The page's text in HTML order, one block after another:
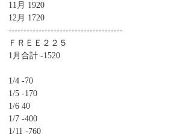
11月 1920
12月 1720
--------------------------------------
ＦＲＥＥ２２５
1月合計 -1520
1/4 -70
1/5 -170
1/6 40
1/7 -400
1/11 -760